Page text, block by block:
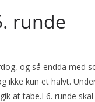
runde
og så endda med
kun et halvt.
at tabe.I 6. runde